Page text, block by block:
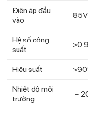
Điện áp đầu
vào
Hệ số công
suất
>0.9
Hiệu suất
Nhiệt độ môi
trường
－